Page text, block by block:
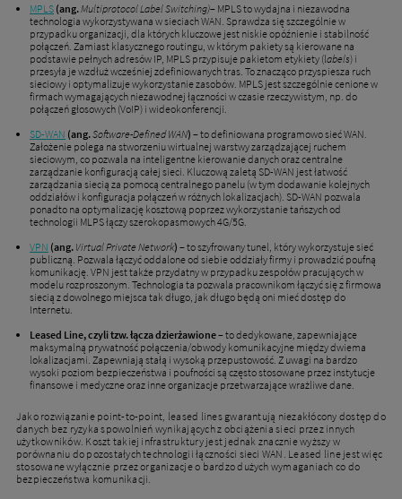
MPLS (ang.Multiprotocol Label Switching)– MPLS to wydajna i niezawodna
technologia wykorzystywana w sieciach WAN. Sprawdza się szczególnie w
przypadku organizacji, dla których kluczowe jest niskie opóźnienie i stabilność
połączeń. Zamiast klasycznego routingu, w którym pakiety są kierowane na
podstawie pełnych adresów IP, MPLS przypisuje pakietom etykiety (labels) i
przesyła je wzdłuż wcześniej zdefiniowanych tras. To znacząco przyspiesza ruch
sieciowy i optymalizuje wykorzystanie zasobów. MPLS jest szczególnie cenione w
firmach wymagających niezawodnej łączności w czasie rzeczywistym, np. do
połączeń głosowych (VoIP) i wideokonferencji.
SD-WAN (ang.Software-Defined WAN) – to definiowana programowo sieć WAN.
Założenie polega na stworzeniu wirtualnej warstwy zarządzającej ruchem
sieciowym, co pozwala na inteligentne kierowanie danych oraz centralne
zarządzanie konfiguracją całej sieci. Kluczową zaletą SD-WAN jest łatwość
zarządzania siecią za pomocą centralnego panelu (w tym dodawanie kolejnych
oddziałów i konfiguracja połączeń w różnych lokalizacjach). SD-WAN pozwala
ponadto na optymalizację kosztową poprzez wykorzystanie tańszych od
technologii MLPS łączy szerokopasmowych 4G/5G.
VPN (ang. Virtual Private Network) – to szyfrowany tunel, który wykorzystuje sieć
publiczną. Pozwala łączyć oddalone od siebie oddziały firmy i prowadzić poufną
komunikację. VPN jest także przydatny w przypadku zespołów pracujących w
modelu rozproszonym. Technologia ta pozwala pracownikom łączyć się z firmowa
siecią z dowolnego miejsca tak długo, jak długo będą oni mieć dostęp do
Internetu.
Leased Line, czyli tzw. łącza dzierżawione– to dedykowane, zapewniające
maksymalną prywatność połączenia/obwody komunikacyjne między dwiema
lokalizacjami. Zapewniają stałą i wysoką przepustowość. Z uwagi na bardzo
wysoki poziom bezpieczeństwa i poufności są często stosowane przez instytucje
finansowe i medyczne oraz inne organizacje przetwarzające wrażliwe dane.
Jako rozwiązanie point-to-point, leased lines gwarantują niezakłócony dostęp do
danych bez ryzyka spowolnień wynikających z obciążenia sieci przez innych
użytkowników. Koszt takiej infrastruktury jest jednak znacznie wyższy w
porównaniu do pozostałych technologii łączności sieci WAN. Leased line jest więc
stosowane wyłącznie przez organizacje o bardzo dużych wymaganiach co do
bezpieczeństwa komunikacji.